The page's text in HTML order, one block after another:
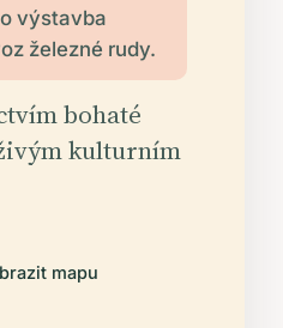
výstavba
železné rudy.
bohaté
kulturním
mapu